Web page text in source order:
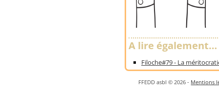
A lire également…
Filoche#79 - La
FFEDD asbl © 2026 - Mentions